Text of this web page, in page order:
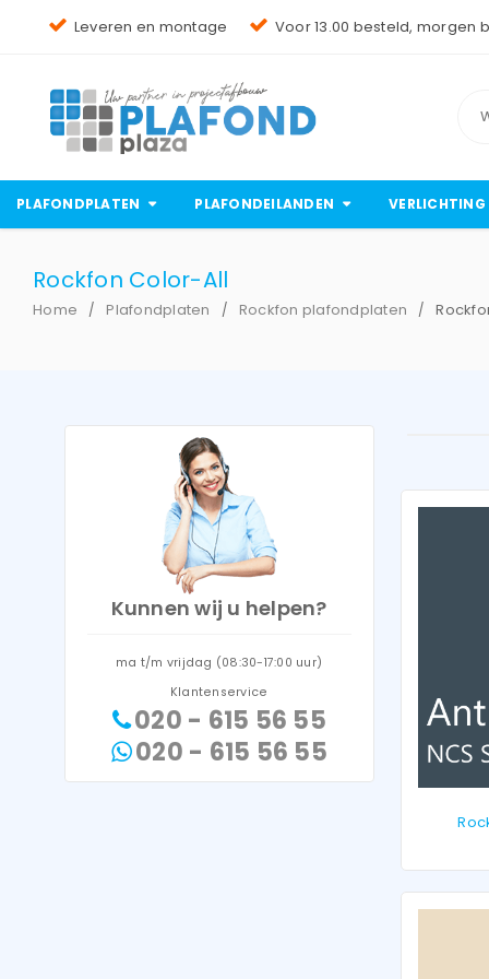
Leveren en montage Voor 13.00 besteld, morgen
PLAFONDPLATEN PLAFONDEILANDEN VERLICHTING
Rockfon Color-All
Home / Plafondplaten / Rockfon plafondplaten /
Kunnen wij u helpen?
ma t/m vrijdag (08:30-17:00 uur)
Klantenservice
020 - 615 56 55
020 - 615 56 55